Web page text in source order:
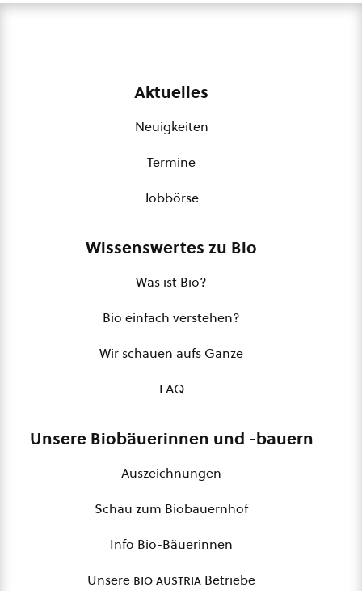
Aktuelles
Neuigkeiten
Termine
Jobbörse
Wissenswertes zu Bio
Was ist Bio?
Bio einfach verstehen?
Wir schauen aufs Ganze
FAQ
Unsere Biobäuerinnen und -bauern
Auszeichnungen
Schau zum Biobauernhof
Info Bio-Bäuerinnen
Unsere bio austria Betriebe